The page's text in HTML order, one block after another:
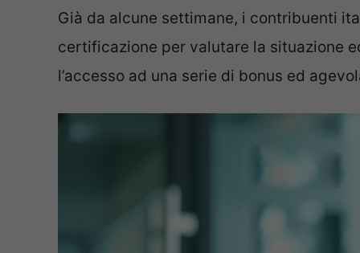
Già da alcune settimane, i contribuenti
certificazione per valutare la situazione
l’accesso ad una serie di bonus ed